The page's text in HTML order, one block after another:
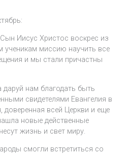
Иисус Христос воскрес из
ученикам миссию научить все
и мы стали причастны
нам благодать быть
свидетелями Евангелия в
всей Церкви и еще
новые действенные
жизнь и свет миру.
смогли встретиться со